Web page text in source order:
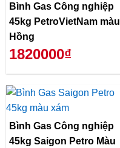
Bình Gas Công nghiệp
45kg PetroVietNam màu
Hồng
1820000₫
Bình Gas Công nghiệp
45kg Saigon Petro Màu